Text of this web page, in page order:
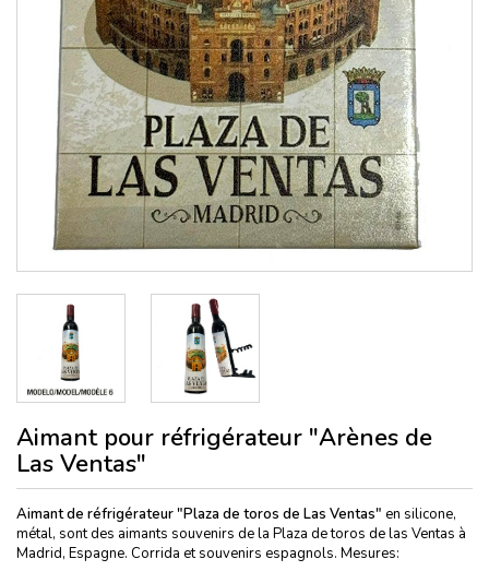
Aimant pour réfrigérateur "Arènes de
Las Ventas"
Aimant de réfrigérateur "Plaza de toros de Las Ventas" en silicone,
métal, sont des aimants souvenirs de la Plaza de toros de las Ventas à
Madrid, Espagne. Corrida et souvenirs espagnols. Mesures: